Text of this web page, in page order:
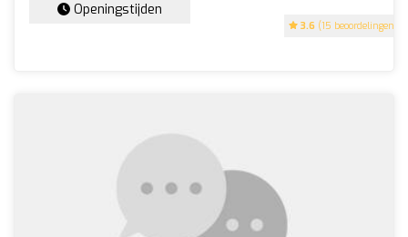
3.6 (15 beoordelingen)
Openingstijden